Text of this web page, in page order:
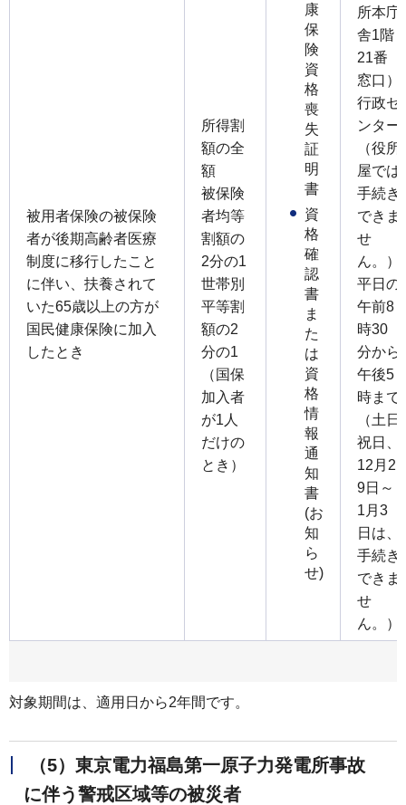
被用者保険の被保険
者が後期高齢者医療
制度に移行したこと
に伴い、扶養されて
いた65歳以上の方が
国民健康保険に加入
したとき
所得割
額の全
額
被保険
者均等
割額の
2分の1
世帯別
平等割
額の2
分の1
（国保
加入者
が1人
だけの
とき）
康
保
険
資
格
喪
失
証
明
書
資
格
確
認
書
ま
た
は
資
格
情
報
通
知
書
(お
知
ら
せ)
所本庁
舎1階
21番
窓口）
行政セ
ンター
（役所
屋では
手続き
できま
せ
ん。）
平日の
午前8
時30
分から
午後5
時まで
（土日
祝日、
12月2
9日～
1月3
日は、
手続き
できま
せ
ん。）
対象期間は、適用日から2年間です。
（5）東京電力福島第一原子力発電所事故
に伴う警戒区域等の被災者